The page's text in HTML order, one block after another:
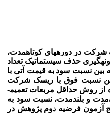
در دوره­های کوتاه­مدت،
حذف سیستماتیک تعداد
ابتدا رابطه بین نسبت سود به قیمت آتی با
نسبت فوق با ریسک شرکت
پرداختیم. روش آماری مورد استفاده جهت آزمون فرضیه­های پژوهش، رگرسیون چند‌متغیره با استفاده از روش حداقل مربعات تعمیم­
و بلندمدت، نسبت سود به
آزمون فرضیه دوم پژوهش در